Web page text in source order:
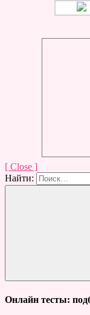
[ Close ]
Найти:
Онлайн тесты: